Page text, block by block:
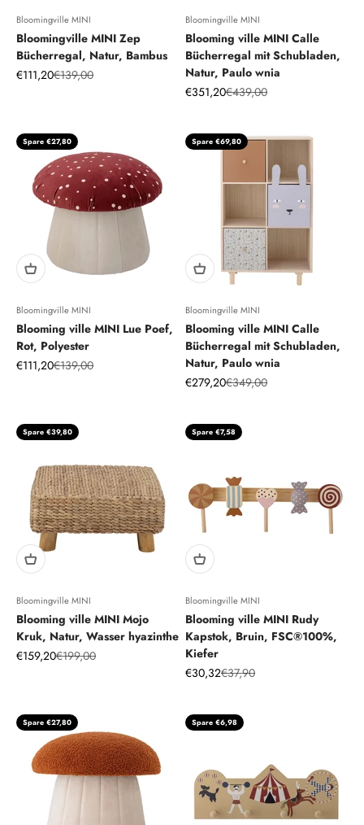
Bloomingville MINI
Bloomingville MINI Zep
Bücherregal, Natur, Bambus
Angebot
€111,20Regulärer Preis
€139,00
Bloomingville MINI
Blooming ville MINI Calle
Bücherregal mit Schubladen,
Natur, Paulo wnia
Angebot
€351,20Regulärer Preis
€439,00
Spare €27,80
Bloomingville MINI
Blooming ville MINI Lue Poef,
Rot, Polyester
Angebot
€111,20Regulärer Preis
€139,00
Spare €69,80
Bloomingville MINI
Blooming ville MINI Calle
Bücherregal mit Schubladen,
Natur, Paulo wnia
Angebot
€279,20Regulärer Preis
€349,00
Spare €39,80
Bloomingville MINI
Blooming ville MINI Mojo
Kruk, Natur, Wasser hyazinthe
Angebot
€159,20Regulärer Preis
€199,00
Spare €7,58
Bloomingville MINI
Blooming ville MINI Rudy
Kapstok, Bruin, FSC®100%,
Kiefer
Angebot
€30,32Regulärer Preis
€37,90
Spare €27,80 Spare €6,98